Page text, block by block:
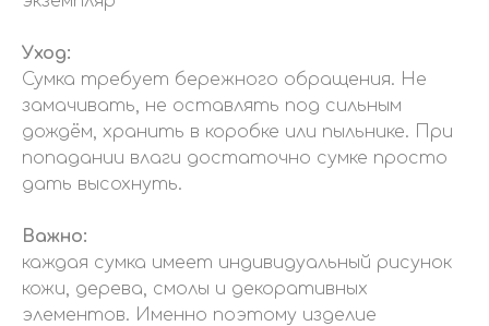
Уход:
Сумка требует бережного обращения. Не
замачивать, не оставлять под сильным
дождём, хранить в коробке или пыльнике. При
попадании влаги достаточно сумке просто
дать высохнуть.
Важно:
каждая сумка имеет индивидуальный рисунок
кожи, дерева, смолы и декоративных
элементов. Именно поэтому изделие